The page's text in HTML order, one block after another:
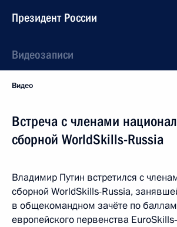
Президент России
Видеозаписи
Видео
Встреча с членами
сборной WorldSkills-Russia
Владимир Путин встретился с
сборной WorldSkills-Russia,
в общекомандном зачёте по баллам
европейского первенства